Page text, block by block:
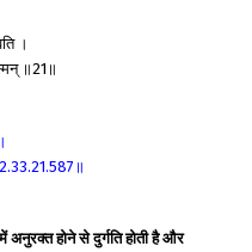
।
॥21 ॥
2.33.21.587 ॥
अनुरक्त होने से दुर्गति होती है और